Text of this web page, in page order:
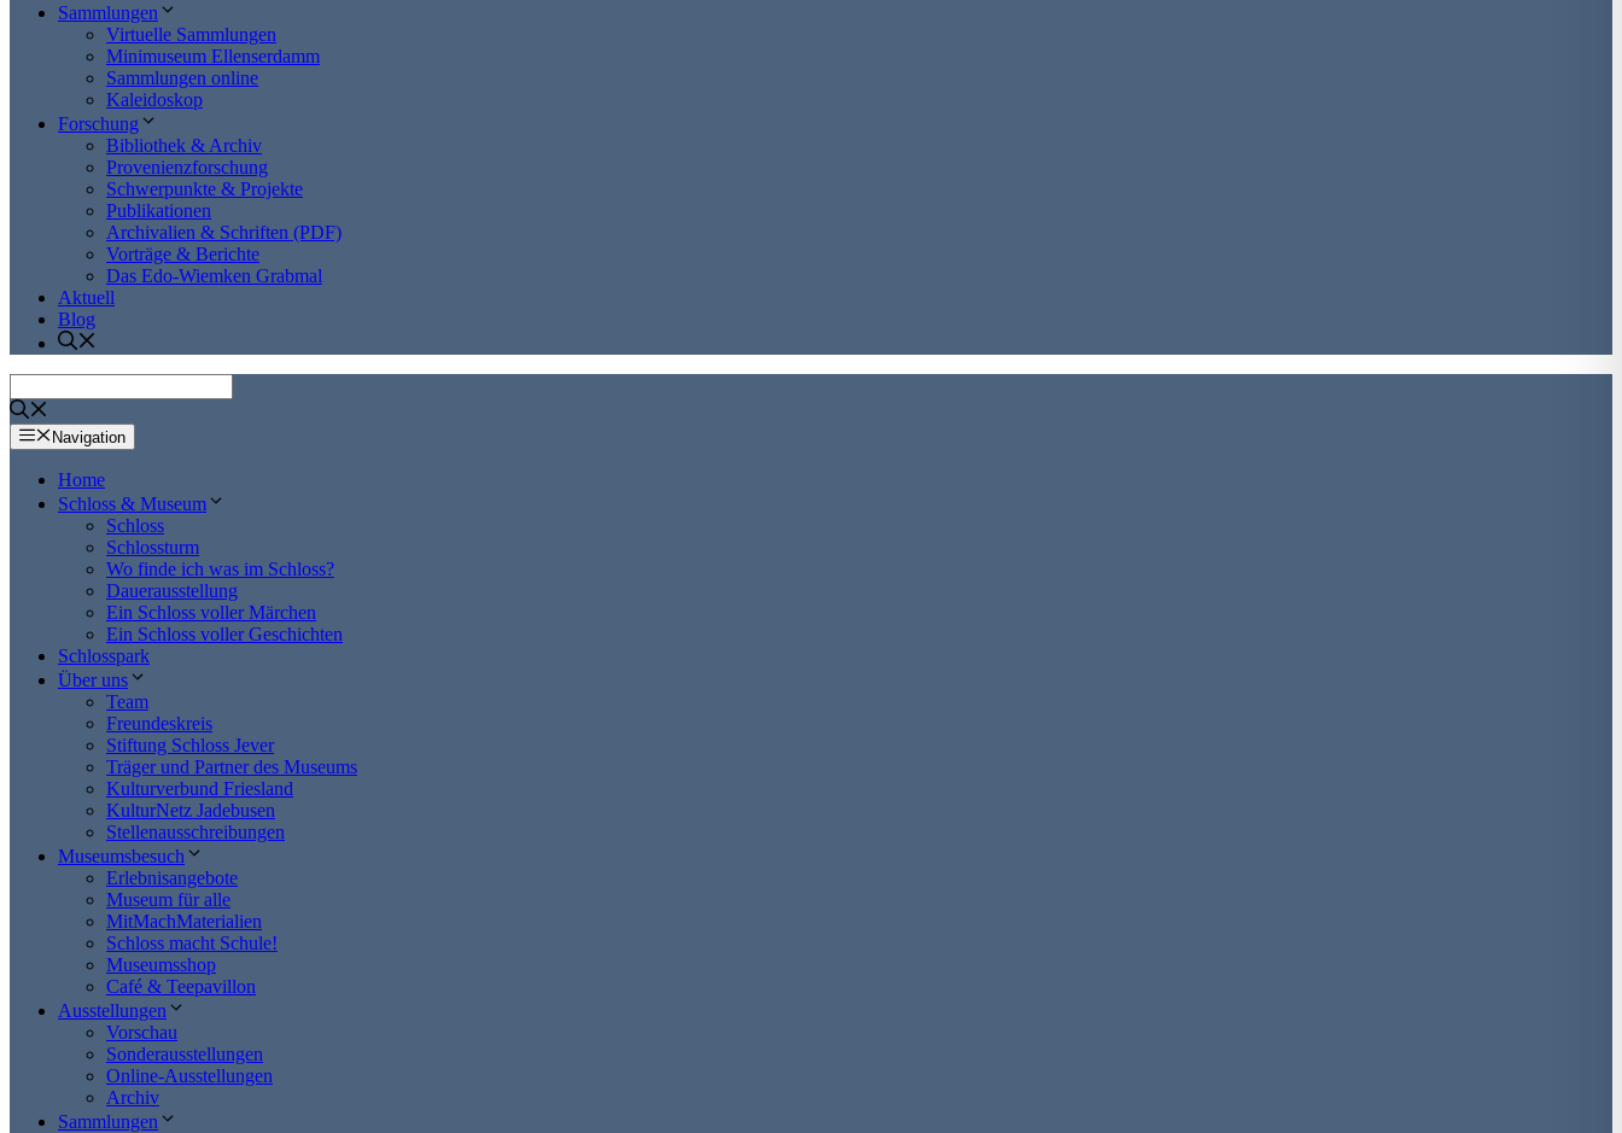
Sammlungen
Virtuelle Sammlungen
Minimuseum Ellenserdamm
Sammlungen online
Kaleidoskop
Forschung
Bibliothek & Archiv
Provenienzforschung
Schwerpunkte & Projekte
Publikationen
Archivalien & Schriften (PDF)
Vorträge & Berichte
Das Edo-Wiemken Grabmal
Aktuell
Blog
Navigation
Home
Schloss & Museum
Schloss
Schlossturm
Wo finde ich was im Schloss?
Dauerausstellung
Ein Schloss voller Märchen
Ein Schloss voller Geschichten
Schlosspark
Über uns
Team
Freundeskreis
Stiftung Schloss Jever
Träger und Partner des Museums
Kulturverbund Friesland
KulturNetz Jadebusen
Stellenausschreibungen
Museumsbesuch
Erlebnisangebote
Museum für alle
MitMachMaterialien
Schloss macht Schule!
Museumsshop
Café & Teepavillon
Ausstellungen
Vorschau
Sonderausstellungen
Online-Ausstellungen
Archiv
Sammlungen